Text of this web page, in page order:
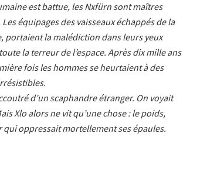
est battue, les Nxfürn sont maîtres
équipages des vaisseaux échappés de la
portaient la malédiction dans leurs yeux
la terreur de l’espace. Après dix mille ans
fois les hommes se heurtaient à des
d’un scaphandre étranger. On voyait
Xlo alors ne vit qu’une chose : le poids,
oppressait mortellement ses épaules.